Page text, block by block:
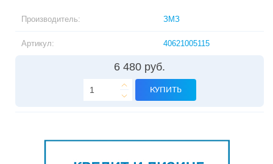
Производитель: ЗМЗ
Артикул: 40621005115
6 480 руб.
КУПИТЬ